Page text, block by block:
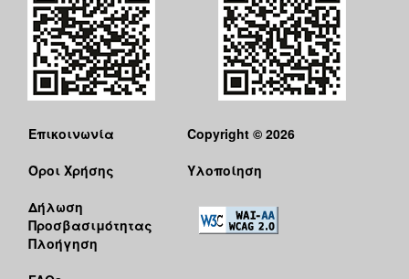
Επικοινωνία
Όροι Χρήσης
Δήλωση
Προσβασιμότητας
Πλοήγηση
Copyright © 2026
Υλοποίηση